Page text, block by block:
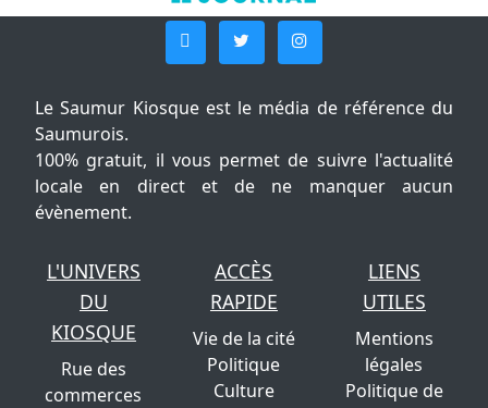
Le Saumur Kiosque est le média de référence du
Saumurois.
100% gratuit, il vous permet de suivre l'actualité
locale en direct et de ne manquer aucun
évènement.
L'UNIVERS
DU
KIOSQUE
Rue des
commerces
ACCÈS
RAPIDE
Vie de la cité
Politique
Culture
LIENS
UTILES
Mentions
légales
Politique de